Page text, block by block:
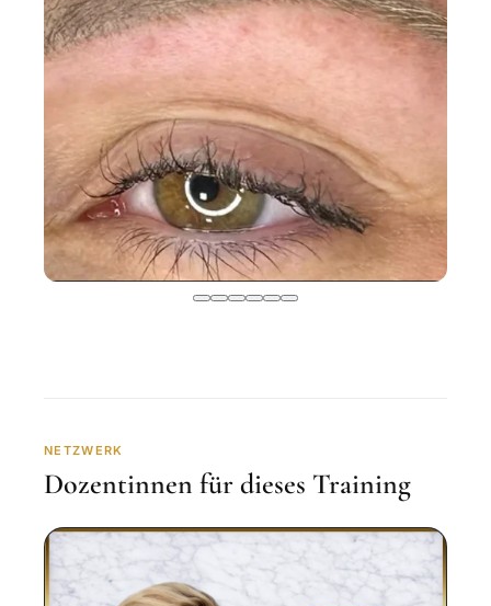
NETZWERK
Dozentinnen für dieses Training